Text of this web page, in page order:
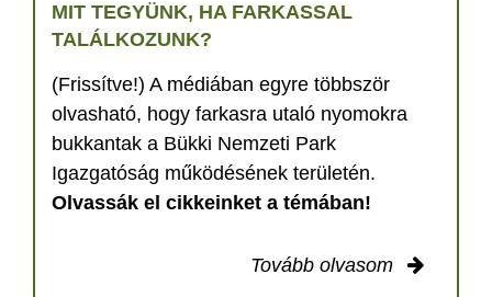
MIT TEGYÜNK, HA FARKASSAL
TALÁLKOZUNK?
(Frissítve!) A médiában egyre többször
olvasható, hogy farkasra utaló nyomokra
bukkantak a Bükki Nemzeti Park
Igazgatóság működésének területén.
Olvassák el cikkeinket a témában!
Tovább olvasom